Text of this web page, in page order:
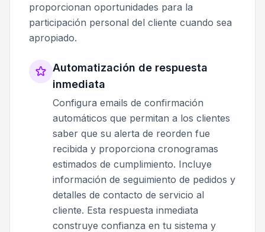
proporcionan oportunidades para la
participación personal del cliente cuando sea
apropiado.
Automatización de respuesta
inmediata
Configura emails de confirmación
automáticos que permitan a los clientes
saber que su alerta de reorden fue
recibida y proporciona cronogramas
estimados de cumplimiento. Incluye
información de seguimiento de pedidos y
detalles de contacto de servicio al
cliente. Esta respuesta inmediata
construye confianza en tu sistema y